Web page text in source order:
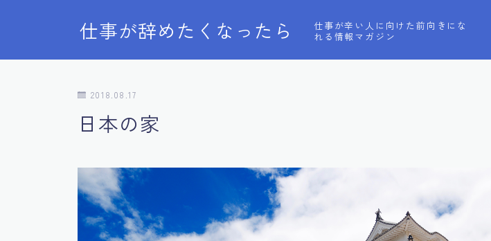
仕事が辞めたくなったら
仕事が辛い人に向けた前向きにな
れる情報マガジン
2018.08.17
日本の家